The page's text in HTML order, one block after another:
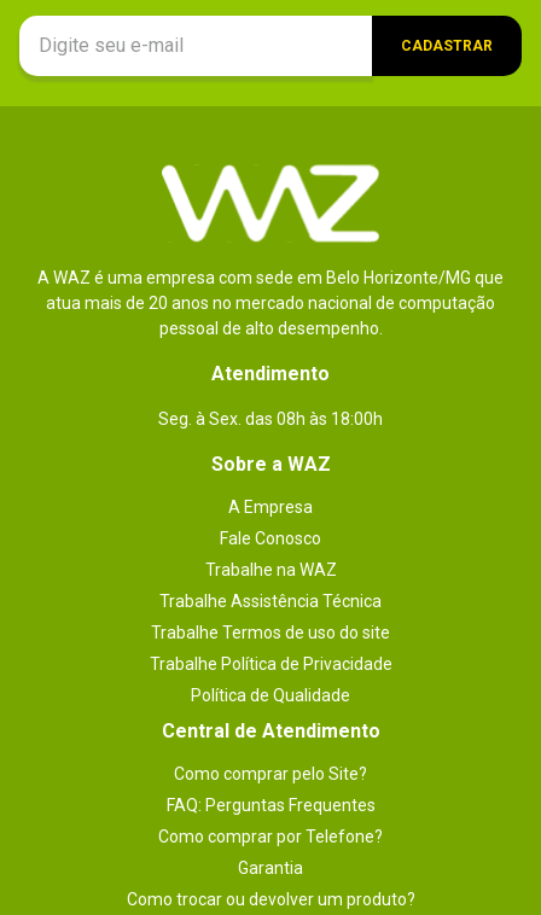
CADASTRAR
A WAZ é uma empresa com sede em Belo Horizonte/MG que
atua mais de 20 anos no mercado nacional de computação
pessoal de alto desempenho.
Atendimento
Seg. à Sex. das 08h às 18:00h
Sobre a WAZ
A Empresa
Fale Conosco
Trabalhe na WAZ
Trabalhe Assistência Técnica
Trabalhe Termos de uso do site
Trabalhe Política de Privacidade
Política de Qualidade
Central de Atendimento
Como comprar pelo Site?
FAQ: Perguntas Frequentes
Como comprar por Telefone?
Garantia
Como trocar ou devolver um produto?